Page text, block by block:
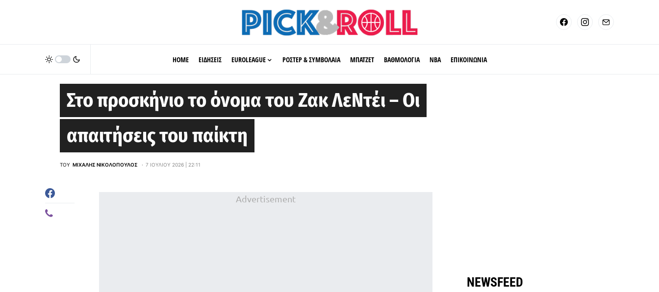
HOME ΕΙΔΗΣΕΙΣ EUROLEAGUE ΡΟΣΤΕΡ & ΣΥΜΒΟΛΑΙΑ ΜΠΑΤΖΕΤ ΒΑΘΜΟΛΟΓΙΑ ΝΒΑ ΕΠΙΚΟΙΝΩΝΙΑ
Στο προσκήνιο το όνομα του Ζακ ΛεΝτέι – Οι
απαιτήσεις του παίκτη
ΤΟΥ ΜΙΧΆΛΗΣ ΝΙΚΟΛΌΠΟΥΛΟΣ 7 ΙΟΥΛΊΟΥ 2026 | 22:11
Advertisement
NEWSFEED